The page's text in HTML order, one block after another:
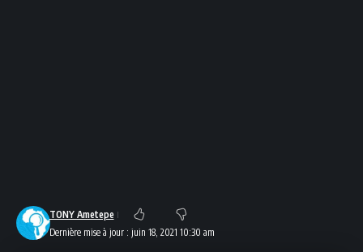
Dernière mise à jour : juin 18, 2021 10:30 am
TONY Ametepe